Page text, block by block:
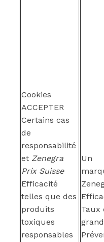
Cookies
ACCEPTER
Certains cas
de
responsabilité
et Zenegra
Prix Suisse
Efficacité
telles que des
produits
toxiques
responsables
Un
Taux